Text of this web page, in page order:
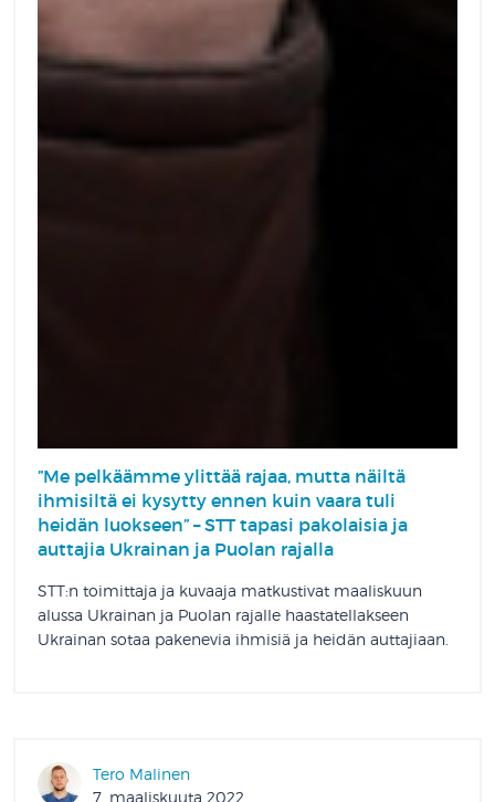
”Me pelkäämme ylittää rajaa, mutta näiltä
ihmisiltä ei kysytty ennen kuin vaara tuli
heidän luokseen” – STT tapasi pakolaisia ja
auttajia Ukrainan ja Puolan rajalla
STT:n toimittaja ja kuvaaja matkustivat maaliskuun
alussa Ukrainan ja Puolan rajalle haastatellakseen
Ukrainan sotaa pakenevia ihmisiä ja heidän auttajiaan.
Tero Malinen
7. maaliskuuta 2022